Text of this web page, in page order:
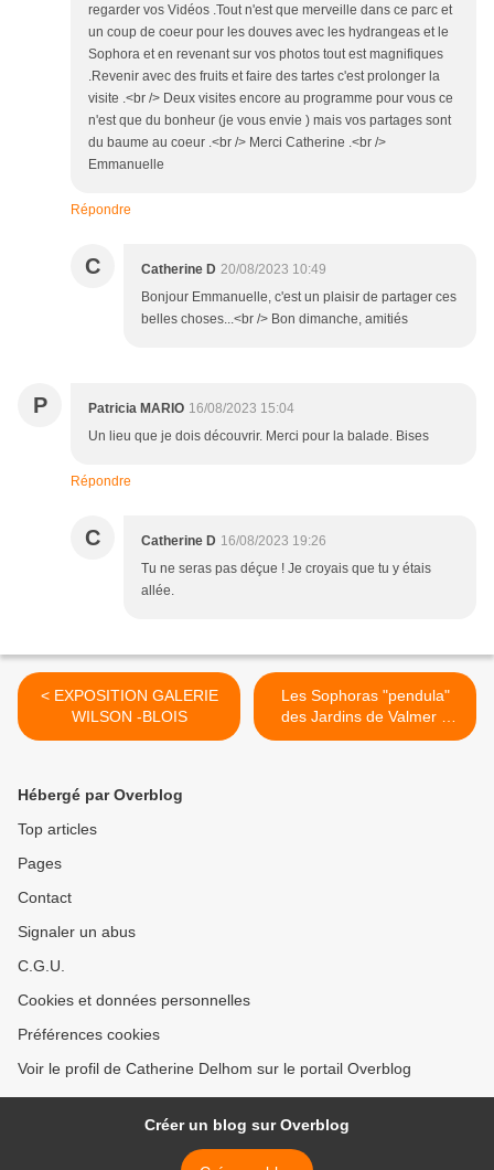
regarder vos Vidéos .Tout n'est que merveille dans ce parc et
un coup de coeur pour les douves avec les hydrangeas et le
Sophora et en revenant sur vos photos tout est magnifiques
.Revenir avec des fruits et faire des tartes c'est prolonger la
visite .<br /> Deux visites encore au programme pour vous ce
n'est que du bonheur (je vous envie ) mais vos partages sont
du baume au coeur .<br /> Merci Catherine .<br />
Emmanuelle
Répondre
C Catherine D 20/08/2023 10:49
Bonjour Emmanuelle, c'est un plaisir de partager ces
belles choses...<br /> Bon dimanche, amitiés
P Patricia MARIO 16/08/2023 15:04
Un lieu que je dois découvrir. Merci pour la balade. Bises
Répondre
C Catherine D 16/08/2023 19:26
Tu ne seras pas déçue ! Je croyais que tu y étais
allée.
< EXPOSITION GALERIE
WILSON -BLOIS
Les Sophoras "pendula"
des Jardins de Valmer à
Chançay (37) >
Hébergé par Overblog
Top articles
Pages
Contact
Signaler un abus
C.G.U.
Cookies et données personnelles
Préférences cookies
Voir le profil de Catherine Delhom sur le portail Overblog
Créer un blog sur Overblog